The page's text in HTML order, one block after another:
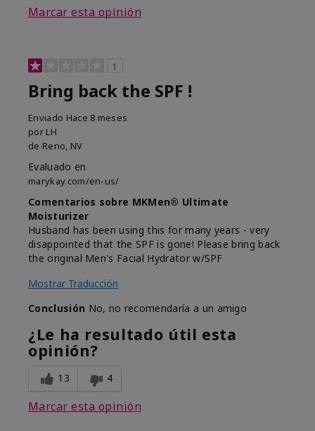
Marcar esta opinión
1
Bring back the SPF !
Enviado Hace 8 meses
por LH
de Reno, NV
Evaluado en
marykay.com/en-us/
Comentarios sobre MKMen® Ultimate
Moisturizer
Husband has been using this for many years - very
disappointed that the SPF is gone! Please bring back
the original Men's Facial Hydrator w/SPF
Mostrar Traducción
Conclusión No, no recomendaría a un amigo
¿Le ha resultado útil esta
opinión?
13 4
Marcar esta opinión